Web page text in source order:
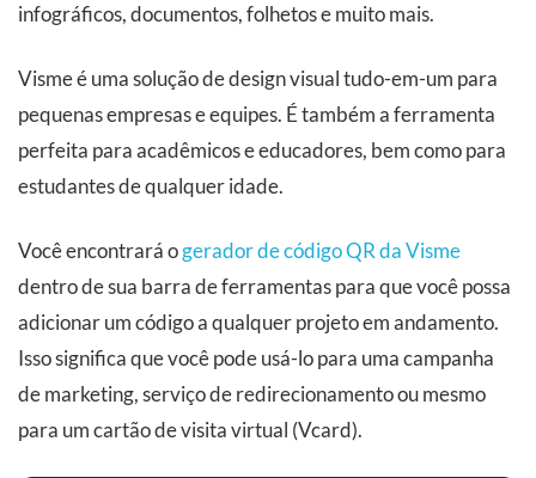
infográficos, documentos, folhetos e muito mais.
Visme é uma solução de design visual tudo-em-um para
pequenas empresas e equipes. É também a ferramenta
perfeita para acadêmicos e educadores, bem como para
estudantes de qualquer idade.
Você encontrará ogerador de código QR da Visme
dentro de sua barra de ferramentas para que você possa
adicionar um código a qualquer projeto em andamento.
Isso significa que você pode usá-lo para uma campanha
de marketing, serviço de redirecionamento ou mesmo
para um cartão de visita virtual (Vcard).